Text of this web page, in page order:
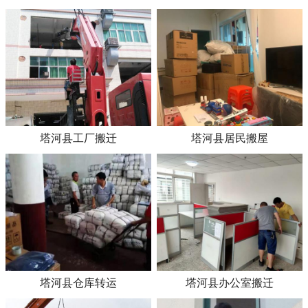
塔河县工厂搬迁 塔河县居民搬屋
塔河县仓库转运 塔河县办公室搬迁